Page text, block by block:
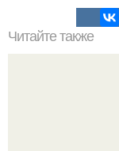
Читайте также